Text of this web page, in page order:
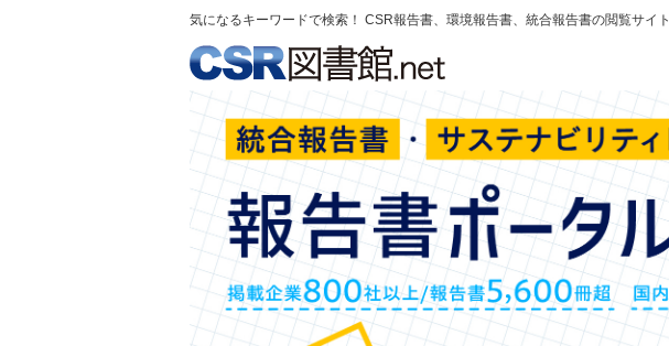
気になるキーワードで検索！ CSR報告書、環境報告書、統合報告書の閲覧サイト